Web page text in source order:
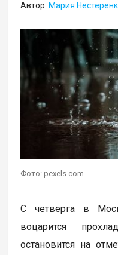
Автор: Мария
Фото: pexels.com
С четверга в
воцарится
остановится на